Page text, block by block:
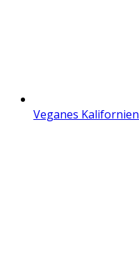
Veganes Kalifornien